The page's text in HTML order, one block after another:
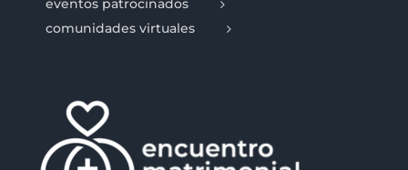
eventos patrocinados
comunidades virtuales